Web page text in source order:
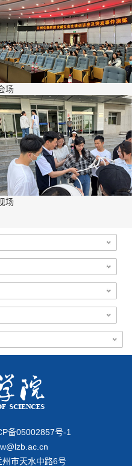
场
场
备05002857号-1
市天水中路6号